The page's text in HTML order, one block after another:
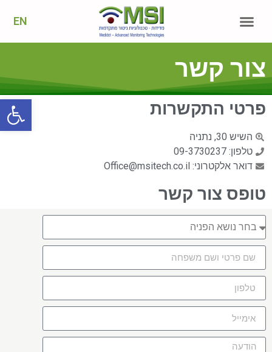
EN
צור קשר
פרטי התקשרות
השיש 30, נתניה
טלפון: 09-3730237
דואר אלקטרוני: Office@msitech.co.il
טופס צור קשר